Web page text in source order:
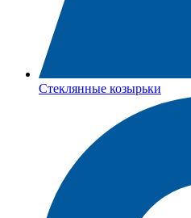
Стеклянные козырьки